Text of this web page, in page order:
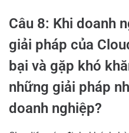
Câu 8: Khi doanh
giải pháp của
bại và gặp khó
những giải pháp
doanh nghiệp?